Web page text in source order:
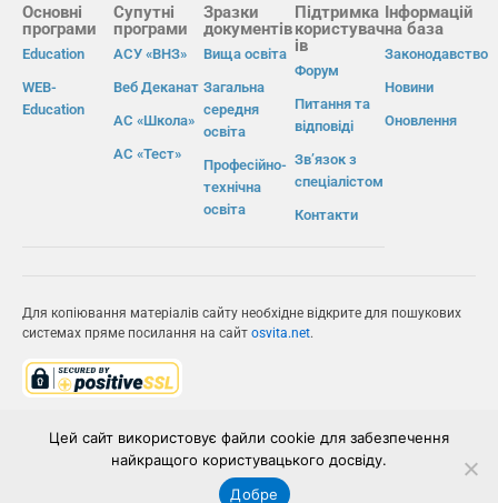
Основні
програми
Education
WEB-
Education
Супутні
програми
АСУ «ВНЗ»
Веб Деканат
АС «Школа»
АС «Тест»
Зразки
документів
Вища освіта
Загальна
середня
освіта
Професійно-
технічна
освіта
Підтримка
користувач
ів
Форум
Питання та
відповіді
Зв’язок з
спеціалістом
Контакти
Інформацій
на база
Законодавство
Новини
Оновлення
Для копіювання матеріалів сайту необхідне відкрите для пошукових
системах пряме посилання на сайт osvita.net.
ІВС «ОСВІТА»
Цей сайт використовує файли cookie для забезпечення
найкращого користувацького досвіду.
Добре